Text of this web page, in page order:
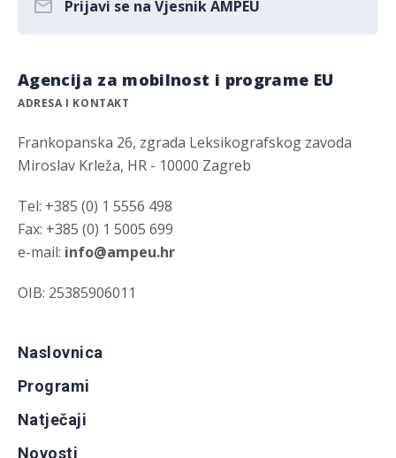
Prijavi se na Vjesnik AMPEU
Agencija za mobilnost i programe EU
ADRESA I KONTAKT
Frankopanska 26, zgrada Leksikografskog zavoda
Miroslav Krleža, HR - 10000 Zagreb
Tel: +385 (0) 1 5556 498
Fax: +385 (0) 1 5005 699
e-mail: info@ampeu.hr
OIB: 25385906011
Naslovnica
Programi
Natječaji
Novosti